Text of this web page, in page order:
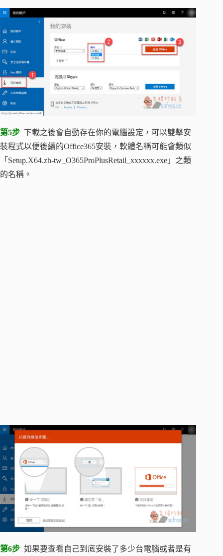
第5步 下載之後會自動存在你的電腦設定，可以雙擊安
裝程式以便後續的Office365安裝，軟體名稱可能會類似
「Setup.X64.zh-tw_O365ProPlusRetail_xxxxxx.exe」之類
的名稱。
第6步 如果要查看自己到底安裝了多少台電腦或者是有